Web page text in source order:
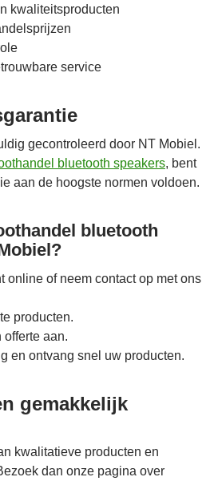
kwaliteitsproducten
service
gecontroleerd door NT Mobiel.
bluetooth speakers, bent
aan de hoogste normen voldoen.
bluetooth
online of neem contact op met ons
producten.
aan.
en ontvang snel uw producten.
gemakkelijk
kwalitatieve producten en
dan onze pagina over